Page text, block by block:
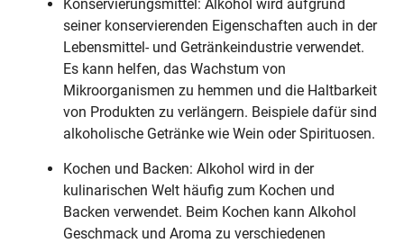
Konservierungsmittel: Alkohol wird aufgrund
seiner konservierenden Eigenschaften auch in der
Lebensmittel- und Getränkeindustrie verwendet.
Es kann helfen, das Wachstum von
Mikroorganismen zu hemmen und die Haltbarkeit
von Produkten zu verlängern. Beispiele dafür sind
alkoholische Getränke wie Wein oder Spirituosen.
Kochen und Backen: Alkohol wird in der
kulinarischen Welt häufig zum Kochen und
Backen verwendet. Beim Kochen kann Alkohol
Geschmack und Aroma zu verschiedenen